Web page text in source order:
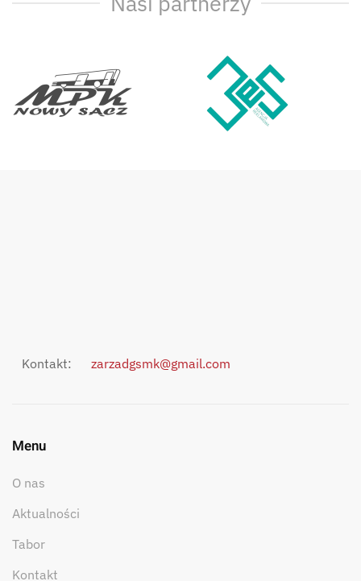
Kontakt: zarzadgsmk@gmail.com
Menu
O nas
Aktualności
Tabor
Kontakt